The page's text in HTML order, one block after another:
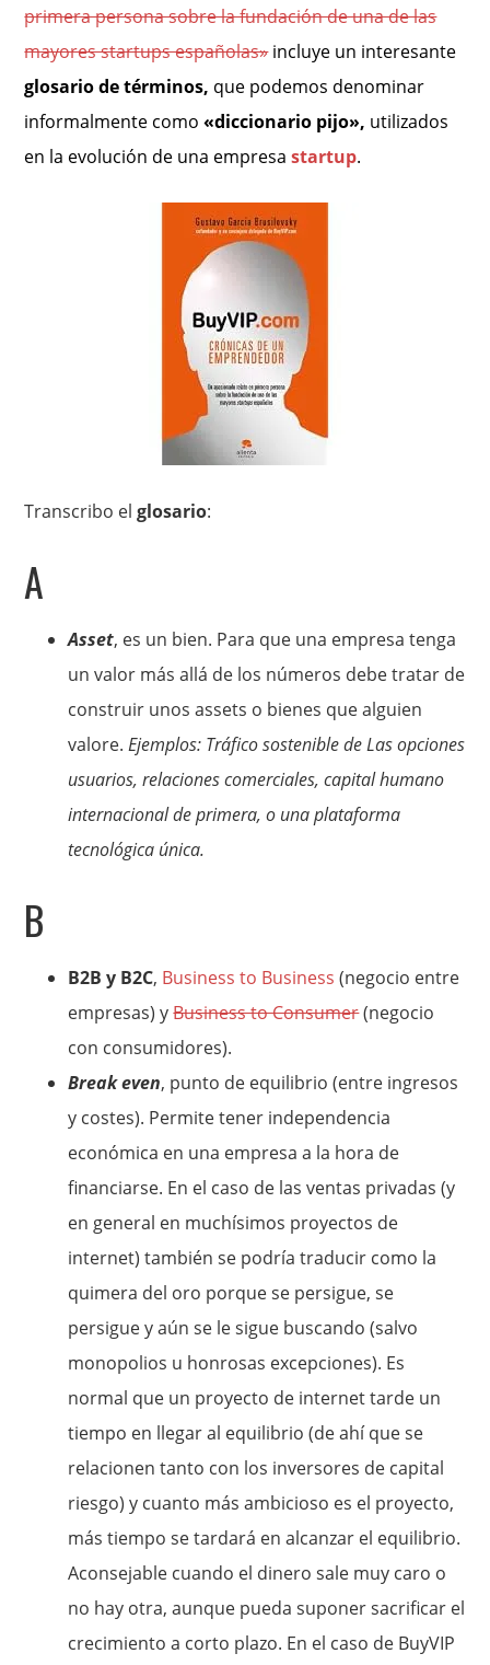
primera persona sobre la fundación de una de las
mayores startups españolas»incluye un interesante
glosario de términos, que podemos denominar
informalmente como «diccionario pijo», utilizados
en la evolución de una empresastartup.
Transcribo elglosario:
A
Asset, es un bien. Para que una empresa tenga
un valor más allá de los números debe tratar de
construir unos assets o bienes que alguien
valore.Ejemplos: Tráfico sostenible de Las opciones
usuarios, relaciones comerciales, capital humano
internacional de primera, o una plataforma
tecnológica única.
B
B2B y B2C, Business to Business (negocio entre
empresas) yBusiness to Consumer(negocio
con consumidores).
Break even, punto de equilibrio (entre ingresos
y costes). Permite tener independencia
económica en una empresa a la hora de
financiarse. En el caso de las ventas privadas (y
en general en muchísimos proyectos de
internet) también se podría traducir como la
quimera del oro porque se persigue, se
persigue y aún se le sigue buscando (salvo
monopolios u honrosas excepciones). Es
normal que un proyecto de internet tarde un
tiempo en llegar al equilibrio (de ahí que se
relacionen tanto con los inversores de capital
riesgo) y cuanto más ambicioso es el proyecto,
más tiempo se tardará en alcanzar el equilibrio.
Aconsejable cuando el dinero sale muy caro o
no hay otra, aunque pueda suponer sacrificar el
crecimiento a corto plazo. En el caso de BuyVIP